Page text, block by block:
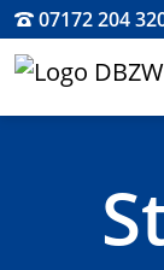
07172 204